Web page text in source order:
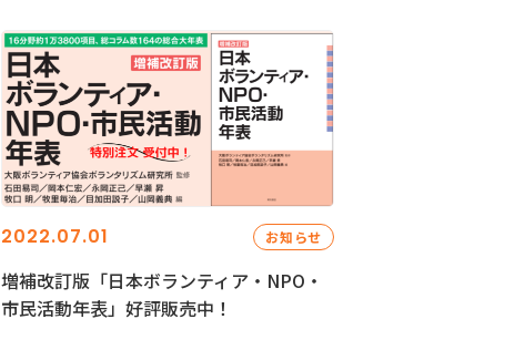
2022.07.01 お知らせ
増補改訂版「日本ボランティア・NPO・
市民活動年表」好評販売中！